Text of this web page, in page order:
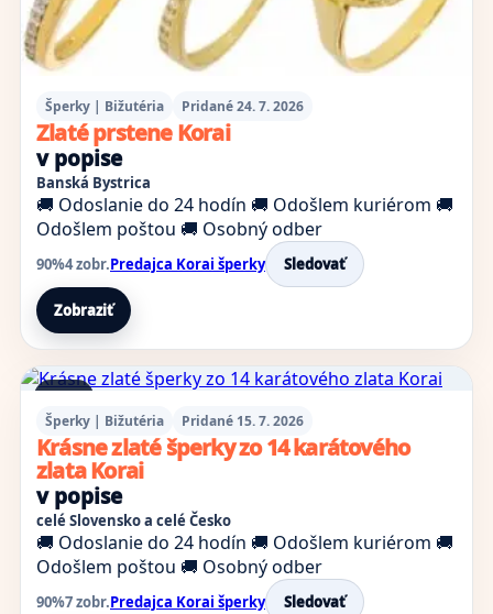
Šperky | Bižutéria Pridané 24. 7. 2026
Zlaté prstene Korai
v popise
Banská Bystrica
🚚 Odoslanie do 24 hodín 🚚 Odošlem kuriérom 🚚
Odošlem poštou 🚚 Osobný odber
90%4 zobr.Predajca Korai šperky Sledovať
Zobraziť
1 foto
Šperky | Bižutéria
Pridané 15. 7. 2026
Krásne zlaté šperky zo 14 karátového
zlata Korai
v popise
celé Slovensko a celé Česko
🚚 Odoslanie do 24 hodín 🚚 Odošlem kuriérom 🚚
Odošlem poštou 🚚 Osobný odber
90%7 zobr.Predajca Korai šperky Sledovať